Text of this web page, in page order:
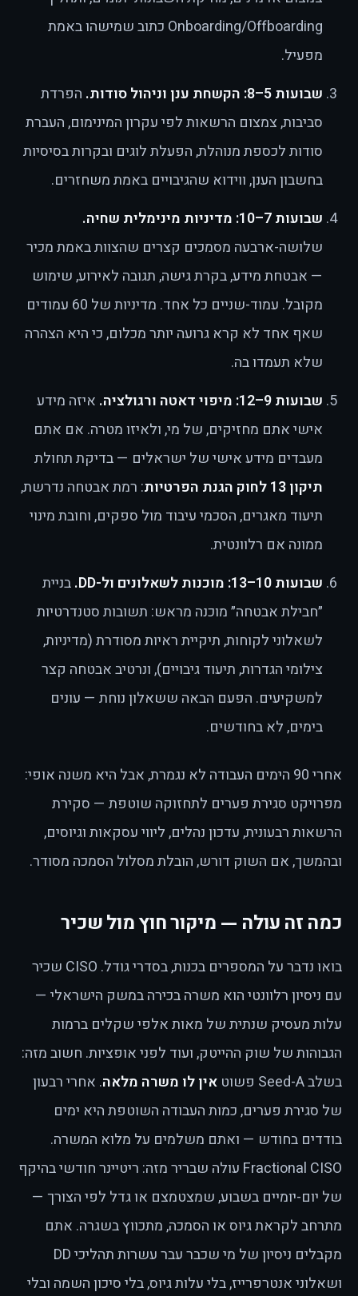
Onboarding/Offboarding כתוב שמישהו באמת
מפעיל.
שבועות 5–8: הקשחת ענן וניהול סודות.
הפרדת
סביבות, צמצום הרשאות לפי עקרון המינימום, העברת
סודות לכספת מנוהלת, הפעלת לוגים ובקרות בסיסיות
בחשבון הענן, ווידוא שהגיבויים באמת משחזרים.
שבועות 7–10: מדיניות מינימלית שחיה.
שלושה-ארבעה מסמכים קצרים שהצוות באמת מכיר
— אבטחת מידע, בקרת גישה, תגובה לאירוע, שימוש
מקובל. עמוד-שניים כל אחד. מדיניות של 60 עמודים
שאף אחד לא קרא גרועה יותר מכלום, כי היא הצהרה
שלא תעמדו בה.
שבועות 9–12: מיפוי דאטה ורגולציה.
איזה מידע
אישי אתם מחזיקים, של מי, ולאיזו מטרה. אם אתם
מעבדים מידע אישי של ישראלים — בדיקת תחולת
תיקון 13 לחוק הגנת הפרטיות
: רמת אבטחה נדרשת,
תיעוד מאגרים, הסכמי עיבוד מול ספקים, וחובת מינוי
ממונה אם רלוונטית.
שבועות 10–13: מוכנות לשאלונים ול-DD.
בניית
״חבילת אבטחה״ מוכנה מראש: תשובות סטנדרטיות
לשאלוני לקוחות, תיקיית ראיות מסודרת (מדיניות,
צילומי הגדרות, תיעוד גיבויים), ונרטיב אבטחה קצר
למשקיעים. הפעם הבאה ששאלון נוחת — עונים
בימים, לא בחודשים.
אחרי 90 הימים העבודה לא נגמרת, אבל היא משנה אופי:
מפרויקט סגירת פערים לתחזוקה שוטפת — סקירת
הרשאות רבעונית, עדכון נהלים, ליווי עסקאות וגיוסים,
ובהמשך, אם השוק דורש, הובלת מסלול הסמכה מסודר.
כמה זה עולה — מיקור חוץ מול שכיר
בואו נדבר על המספרים בכנות, בסדרי גודל. CISO שכיר
עם ניסיון רלוונטי הוא משרה בכירה במשק הישראלי —
עלות מעסיק שנתית של מאות אלפי שקלים ברמות
הגבוהות של שוק ההייטק, ועוד לפני אופציות. חשוב מזה:
בשלב Seed-A פשוט
אין לו משרה מלאה. אחרי רבעון
של סגירת פערים, כמות העבודה השוטפת היא ימים
בודדים בחודש — ואתם משלמים על מלוא המשרה.
Fractional CISO עולה שבריר מזה: ריטיינר חודשי בהיקף
של יום-יומיים בשבוע, שמצטמצם או גדל לפי הצורך —
מתרחב לקראת גיוס או הסמכה, מתכווץ בשגרה. אתם
מקבלים ניסיון של מי שכבר עבר עשרות תהליכי DD
ושאלוני אנטרפרייז, בלי עלות גיוס, בלי סיכון השמה ובלי